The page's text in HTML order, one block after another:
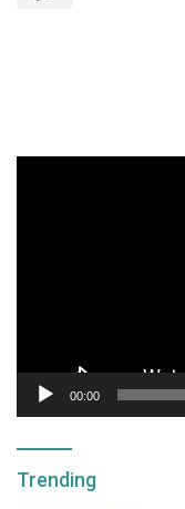
00:00
Trending